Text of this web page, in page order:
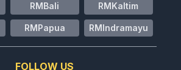
RMBali RMKaltim
RMPapua RMIndramayu
FOLLOW US